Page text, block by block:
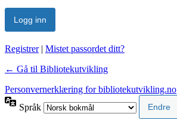
Registrer| Mistet passordet ditt?
← Gå til Bibliotekutvikling
Personvernerklæring for bibliotekutvikling.no
Språk